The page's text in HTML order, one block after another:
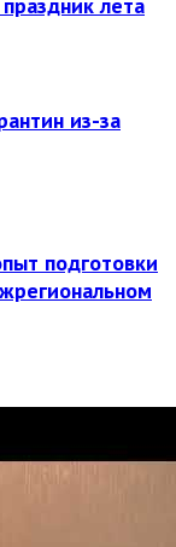
из-за
подготовки